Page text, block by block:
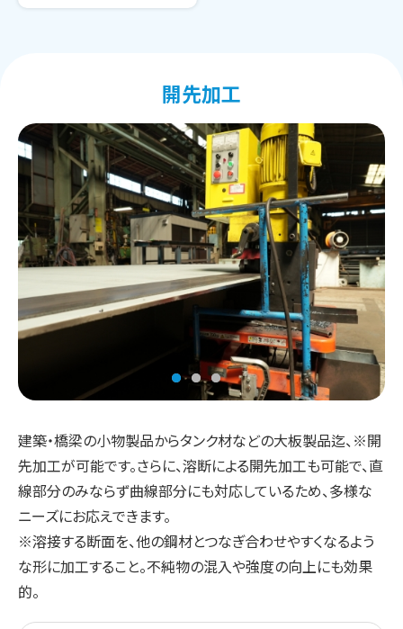
開先加工
建築・橋梁の小物製品からタンク材などの大板製品迄、※開
先加工が可能です。さらに、溶断による開先加工も可能で、直
線部分のみならず曲線部分にも対応しているため、多様な
ニーズにお応えできます。
※溶接する断面を、他の鋼材とつなぎ合わせやすくなるよう
な形に加工すること。不純物の混入や強度の向上にも効果
的。